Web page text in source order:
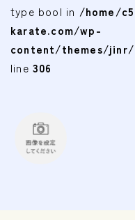
type bool in /home/
karate.com/wp-
content/themes/jinr/
line 306